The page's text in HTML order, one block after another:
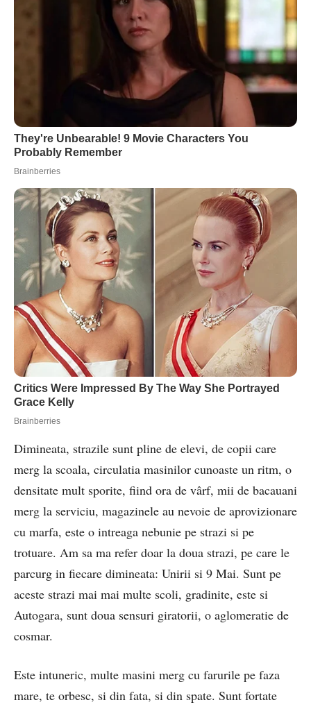
Dimineata, strazile sunt pline de elevi, de copii care
merg la scoala, circulatia masinilor cunoaste un ritm, o
densitate mult sporite, fiind ora de vârf, mii de bacauani
merg la serviciu, magazinele au nevoie de aprovizionare
cu marfa, este o intreaga nebunie pe strazi si pe
trotuare. Am sa ma refer doar la doua strazi, pe care le
parcurg in fiecare dimineata: Unirii si 9 Mai. Sunt pe
aceste strazi mai mai multe scoli, gradinite, este si
Autogara, sunt doua sensuri giratorii, o aglomeratie de
cosmar.
Este intuneric, multe masini merg cu farurile pe faza
mare, te orbesc, si din fata, si din spate. Sunt fortate